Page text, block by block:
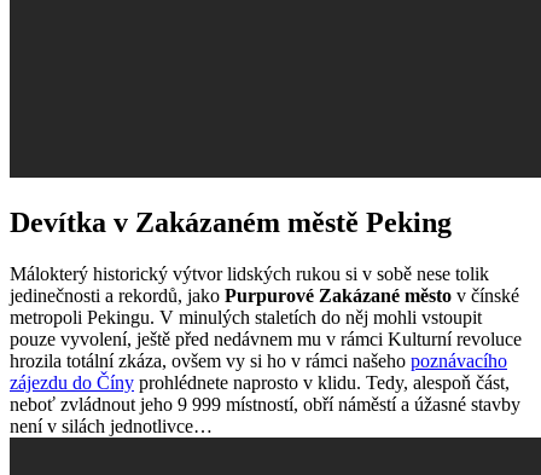
Devítka v Zakázaném městě Peking
Málokterý historický výtvor lidských rukou si v sobě nese tolik
jedinečnosti a rekordů, jako Purpurové Zakázané město v čínské
metropoli Pekingu. V minulých staletích do něj mohli vstoupit
pouze vyvolení, ještě před nedávnem mu v rámci Kulturní revoluce
hrozila totální zkáza, ovšem vy si ho v rámci našeho poznávacího
zájezdu do Číny prohlédnete naprosto v klidu. Tedy, alespoň část,
neboť zvládnout jeho 9 999 místností, obří náměstí a úžasné stavby
není v silách jednotlivce…